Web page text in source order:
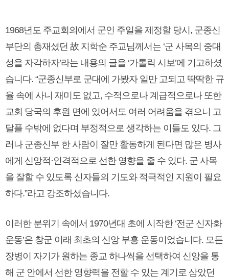
1968년도 주교회의에서 군인 주일을 제정할 당시, 군종신
부단의 총재셨던 故 지학순 주교님께서는 ‘군 사목의 중대
성을 자각하자’라는 내용의 글을 ‘가톨릭 시보’에 기고하셨
습니다. “군종신부로 군대에 가봤자 일만 고되고 딱딱한 규
율 속에 사니 재미도 없고, 수적으로나 계급적으로나 또한
교회 당국의 후원 면에 있어서도 여러 어려움을 겪으니 고
달플 수밖에 없다며 부정적으로 생각하는 이들도 있다. 그
러나 군종신부 한 사람이 잘만 활동하게 된다면 많은 병사
에게 신앙적·인격적으로 선한 영향을 줄 수 있다. 군 사목
을 잘할 수 있도록 신자들의 기도와 적극적인 지원이 필요
하다.”라고 강조하셨습니다.
이러한 분위기 속에서 1970년대 초에 시작한 ‘전군 신자화
운동’은 창군 이래 최초의 신앙 부흥 운동이었습니다. 모든
장병이 자기가 원하는 종교 하나씩을 선택하여 신앙을 통
해 군 안에서 선한 영향력을 전할 수 있는 계기로 삼았던